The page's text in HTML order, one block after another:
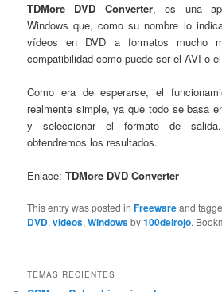
TDMore DVD Converter, es una
Windows que, como su nombre lo
vídeos en DVD a formatos mucho
compatibilidad como puede ser el AVI o
Como era de esperarse, el
realmente simple, ya que todo se basa
y seleccionar el formato de
obtendremos los resultados.
Enlace: TDMore DVD Converter
This entry was posted inFreewareand
DVD,videos,Windowsby100delrojo.
TEMAS RECIENTES